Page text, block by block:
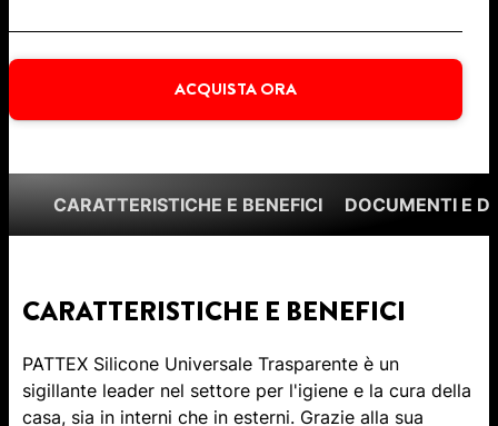
ACQUISTA ORA
CARATTERISTICHE E BENEFICI DOCUMENTI E
CARATTERISTICHE E BENEFICI
PATTEX Silicone Universale Trasparente è un
sigillante leader nel settore per l'igiene e la cura della
casa, sia in interni che in esterni. Grazie alla sua